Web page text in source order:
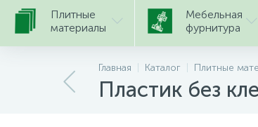
Плитные
материалы
Мебельная
фурнитура
Главная Каталог Плитные
Пластик без